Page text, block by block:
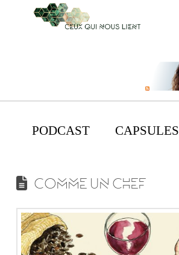
PODCAST CAPSULES
COMME UN CHEF